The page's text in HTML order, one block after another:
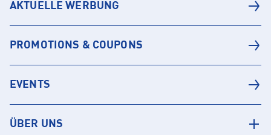
AKTUELLE WERBUNG
PROMOTIONS & COUPONS
EVENTS
ÜBER UNS